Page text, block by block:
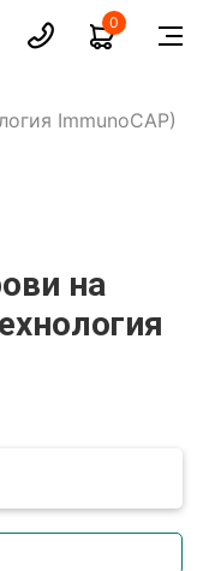
0
ImmunoCAP)
на